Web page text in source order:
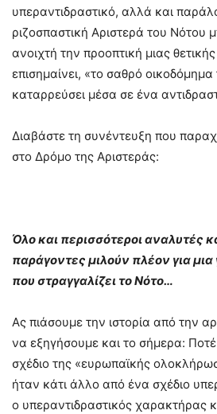
υπεραντιδραστικό, αλλά και
ριζοσπαστική Αριστερά του Νότου
ανοιχτή την προοπτική μιας
επισημαίνει, «το σαθρό
καταρρεύσει μέσα σε ένα
Διαβάστε τη συνέντευξη που
στο Δρόμο της Αριστεράς:
Όλο και περισσότεροι αναλυτές
παράγοντες μιλούν πλέον για
που στραγγαλίζει το Νότο…
Ας πιάσουμε την ιστορία από την
να εξηγήσουμε και το σήμερα: Ποτέ
σχέδιο της «ευρωπαϊκής
ήταν κάτι άλλο από ένα σχέδιο
ο υπεραντιδραστικός χαρακτήρας